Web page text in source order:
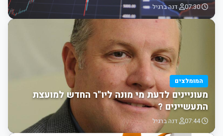
07:30 דנה ברגיל
המומלצים
מעוניינים לדעת מי מונה ליו"ר החדש למועצת
התעשיינים ?
07:44 דנה ברגיל